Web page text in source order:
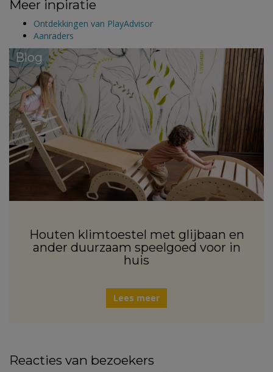
Meer inpiratie
Ontdekkingen van PlayAdvisor
Aanraders
Blog
Houten klimtoestel met glijbaan en
ander duurzaam speelgoed voor in
huis
Lees meer
Reacties van bezoekers